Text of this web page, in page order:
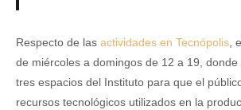
Respecto de las actividades en Tecnópolis,
de miércoles a domingos de 12 a 19,
tres espacios del Instituto para que el
recursos tecnológicos utilizados en la